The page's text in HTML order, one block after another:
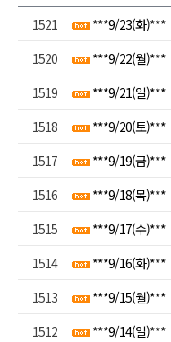
1521
***9/23(화)***
1520
***9/22(월)***
1519
***9/21(일)***
1518
***9/20(토)***
1517
***9/19(금)***
1516
***9/18(목)***
1515
***9/17(수)***
1514
***9/16(화)***
1513
***9/15(월)***
1512
***9/14(일)***